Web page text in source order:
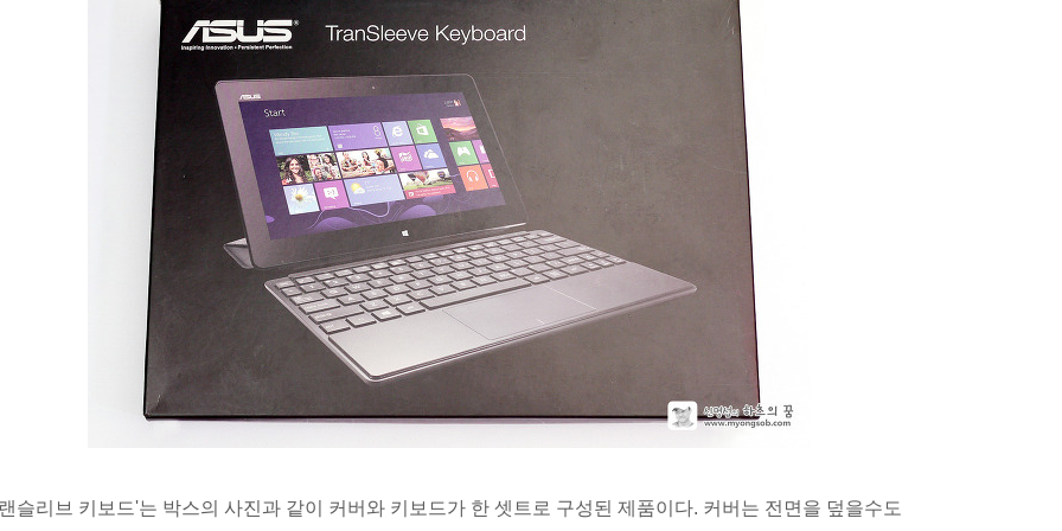
슬리브 키보드'는 박스의 사진과 같이 커버와 키보드가 한 셋트로 구성된 제품이다. 커버는 전면을 덮을수도